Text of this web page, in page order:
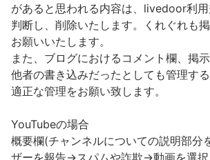
があると思われる内容は、livedoor利
判断し、削除いたします。くれぐれも
お願いいたします。
また、ブログにおけるコメント欄、掲
他者の書き込みだったとしても管理する
適正な管理をお願い致します。
YouTubeの場合
概要欄(チャンネルについての説明部分